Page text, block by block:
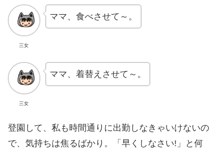
三女
ママ、食べさせて～。
三女
ママ、着替えさせて～。
登園して、私も時間通りに出勤しなきゃいけないの
で、気持ちは焦るばかり。「早くしなさい!」と何